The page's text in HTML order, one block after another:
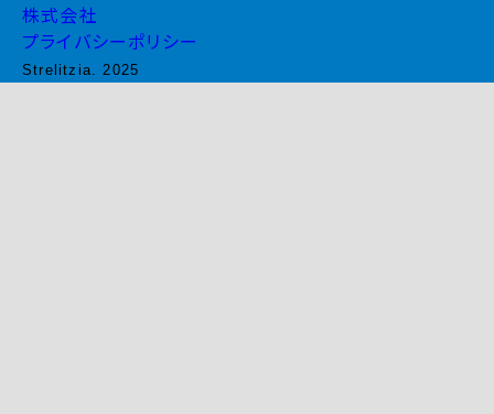
株式会社
プライバシーポリシー
Strelitzia. 2025